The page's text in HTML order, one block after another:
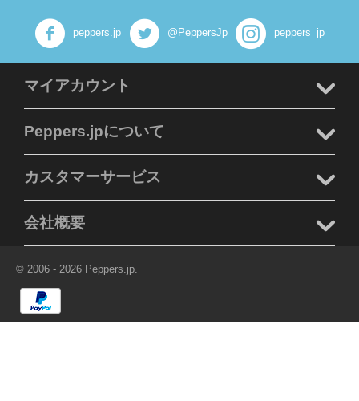
peppers.jp @PeppersJp peppers_jp
マイアカウント
Peppers.jpについて
カスタマーサービス
会社概要
© 2006 - 2026 Peppers.jp.